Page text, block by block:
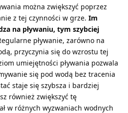
można zwiększyć poprzez
z tej czynności w grze. Im
na pływaniu, tym szybciej
pływanie, zarówno na
przyczynia się do wzrostu tej
umiejętności pływania pozwala
się pod wodą bez tracenia
staje się szybsza i bardziej
również zwiększyć tę
w różnych wyzwaniach wodnych